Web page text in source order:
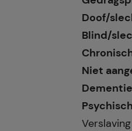
Doof/
Blind/
Niet
Dementie
Verslaving